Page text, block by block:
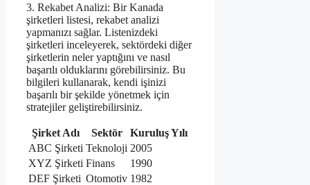
3. Rekabet Analizi: Bir Kanada
şirketleri listesi, rekabet analizi
yapmanızı sağlar. Listenizdeki
şirketleri inceleyerek, sektördeki diğer
şirketlerin neler yaptığını ve nasıl
başarılı olduklarını görebilirsiniz. Bu
bilgileri kullanarak, kendi işinizi
başarılı bir şekilde yönetmek için
stratejiler geliştirebilirsiniz.
Şirket Adı Sektör
Kuruluş Yılı
ABC Şirketi Teknoloji 2005
XYZ Şirketi Finans
1990
DEF Şirketi Otomotiv 1982